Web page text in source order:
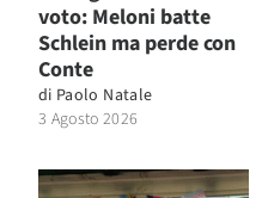
voto: Meloni batte
Schlein ma perde con
Conte
di Paolo Natale
3 Agosto 2026